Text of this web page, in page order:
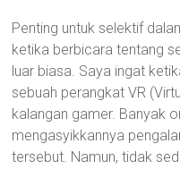
Penting untuk selektif
ketika berbicara tentang
luar biasa. Saya ingat
sebuah perangkat VR
kalangan gamer. Banyak
mengasyikkannya
tersebut. Namun, tidak